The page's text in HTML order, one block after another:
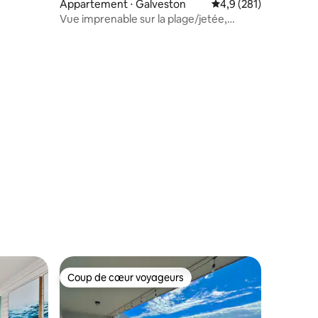
: 4,93 sur 5
Appartement ⋅ Galveston Évaluation moyenne
4,9 (281)
Vue imprenable sur la plage/jetée,
Coup de cœur voyageurs
Coup de cœur voyageurs